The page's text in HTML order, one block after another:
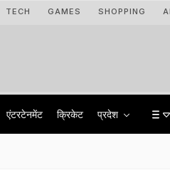
TECH GAMES SHOPPING
एंटरटेनमेंट क्रिकेट प्रदेश